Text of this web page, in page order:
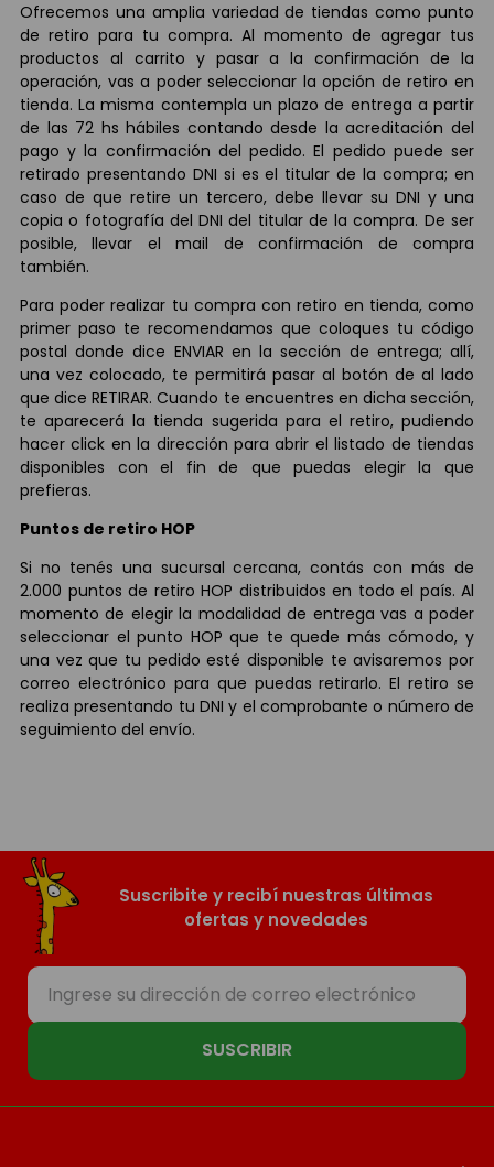
Ofrecemos una amplia variedad de tiendas como punto
de retiro para tu compra. Al momento de agregar tus
productos al carrito y pasar a la confirmación de la
operación, vas a poder seleccionar la opción de retiro en
tienda. La misma contempla un plazo de entrega a partir
de las 72 hs hábiles contando desde la acreditación del
pago y la confirmación del pedido. El pedido puede ser
retirado presentando DNI si es el titular de la compra; en
caso de que retire un tercero, debe llevar su DNI y una
copia o fotografía del DNI del titular de la compra. De ser
posible, llevar el mail de confirmación de compra
también.
Para poder realizar tu compra con retiro en tienda, como
primer paso te recomendamos que coloques tu código
postal donde dice ENVIAR en la sección de entrega; allí,
una vez colocado, te permitirá pasar al botón de al lado
que dice RETIRAR. Cuando te encuentres en dicha sección,
te aparecerá la tienda sugerida para el retiro, pudiendo
hacer click en la dirección para abrir el listado de tiendas
disponibles con el fin de que puedas elegir la que
prefieras.
Puntos de retiro HOP
Si no tenés una sucursal cercana, contás con más de
2.000 puntos de retiro HOP distribuidos en todo el país. Al
momento de elegir la modalidad de entrega vas a poder
seleccionar el punto HOP que te quede más cómodo, y
una vez que tu pedido esté disponible te avisaremos por
correo electrónico para que puedas retirarlo. El retiro se
realiza presentando tu DNI y el comprobante o número de
seguimiento del envío.
Suscribite y recibí nuestras últimas
ofertas y novedades
SUSCRIBIR